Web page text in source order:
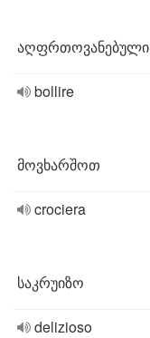
აღფრთოვანებული
bollire
მოვხარშოთ
crociera
საკრუიზო
delizioso